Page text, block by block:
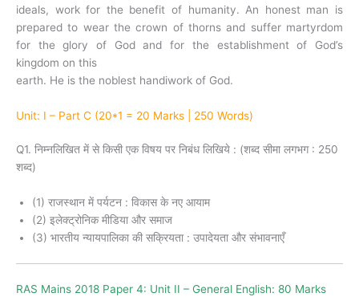
ideals, work for the benefit of humanity. An honest man is
prepared to wear the crown of thorns and suffer martyrdom
for the glory of God and for the establishment of God’s
kingdom on this
earth. He is the noblest handiwork of God.
Unit: I – Part C (20*1 = 20 Marks | 250 Words)
Q1. निम्नलिखित में से किसी एक विषय पर निबंध लिखिये : (शब्द सीमा लगभग : 250
शब्द)
(1) राजस्थान में पर्यटन : विकास के नए आयाम
(2) इलेक्ट्रोनिक मीडिया और समाज
(3) भारतीय न्यायपालिका की सक्रियता : उपादेयता और संभावनाएँ
RAS Mains 2018 Paper 4: Unit II – General English: 80 Marks